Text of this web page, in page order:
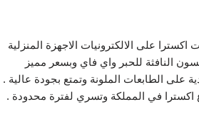
على الالكترونيات الاجهزة المنزلية
ايبسون النافثة للحبر واي فاي وبسعر مميز
الطابعات الملونة وتمتع بجودة عالية .
في المملكة وتسري لفترة محدودة .